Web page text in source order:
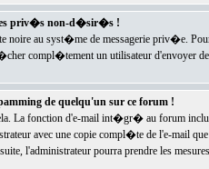
priv�s non-d�sir�s !
noire au syst�me de messagerie priv�e.
compl�tement un utilisateur d'envoyer
de quelqu'un sur ce forum !
La fonction d'e-mail int�gr� au forum inclut
avec une copie compl�te de l'e-mail
l'administrateur pourra prendre les